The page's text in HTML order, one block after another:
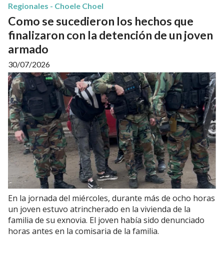
Como se sucedieron los hechos que
finalizaron con la detención de un joven
armado
Regionales - Choele Choel
30/07/2026
En la jornada del miércoles, durante más de ocho horas
un joven estuvo atrincherado en la vivienda de la
familia de su exnovia. El joven había sido denunciado
horas antes en la comisaria de la familia.